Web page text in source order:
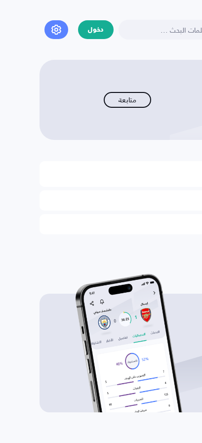
دخول
متابعة